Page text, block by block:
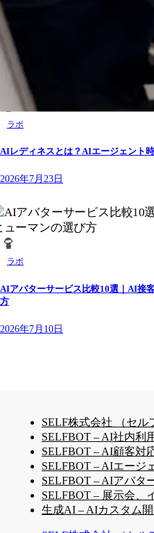
ラボ
AIレディネスとは？AIエージェント
2026年7月23日
ラボ
AIアバターサービス比較10選｜AI接
方
2026年7月10日
SELF株式会社 （セル
SELFBOT – AI社内利
SELFBOT – AI顧客対
SELFBOT – AIエージ
SELFBOT – AIアバタ
SELFBOT – 展示会、
生成AI – AIカスタム